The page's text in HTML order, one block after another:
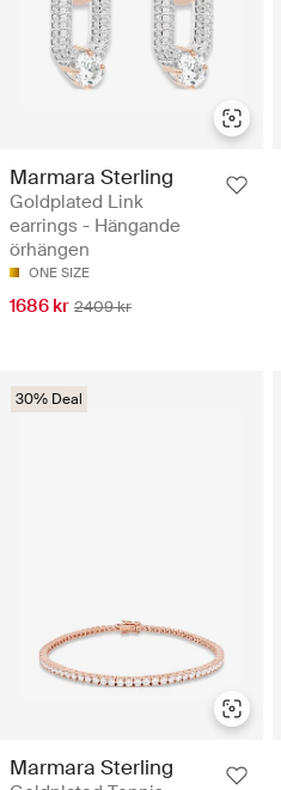
Marmara Sterling
Goldplated Link
earrings - Hängande
örhängen
ONE SIZE
1686 kr 2409 kr
30% Deal
Marmara Sterling